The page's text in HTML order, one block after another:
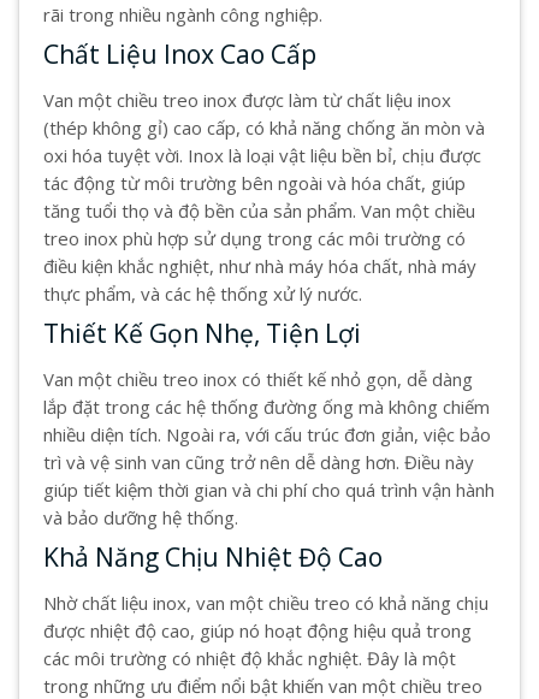
rãi trong nhiều ngành công nghiệp.
Chất Liệu Inox Cao Cấp
Van một chiều treo inox được làm từ chất liệu inox
(thép không gỉ) cao cấp, có khả năng chống ăn mòn và
oxi hóa tuyệt vời. Inox là loại vật liệu bền bỉ, chịu được
tác động từ môi trường bên ngoài và hóa chất, giúp
tăng tuổi thọ và độ bền của sản phẩm. Van một chiều
treo inox phù hợp sử dụng trong các môi trường có
điều kiện khắc nghiệt, như nhà máy hóa chất, nhà máy
thực phẩm, và các hệ thống xử lý nước.
Thiết Kế Gọn Nhẹ, Tiện Lợi
Van một chiều treo inox có thiết kế nhỏ gọn, dễ dàng
lắp đặt trong các hệ thống đường ống mà không chiếm
nhiều diện tích. Ngoài ra, với cấu trúc đơn giản, việc bảo
trì và vệ sinh van cũng trở nên dễ dàng hơn. Điều này
giúp tiết kiệm thời gian và chi phí cho quá trình vận hành
và bảo dưỡng hệ thống.
Khả Năng Chịu Nhiệt Độ Cao
Nhờ chất liệu inox, van một chiều treo có khả năng chịu
được nhiệt độ cao, giúp nó hoạt động hiệu quả trong
các môi trường có nhiệt độ khắc nghiệt. Đây là một
trong những ưu điểm nổi bật khiến van một chiều treo